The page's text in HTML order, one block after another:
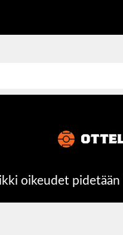
oikeudet pidetään |